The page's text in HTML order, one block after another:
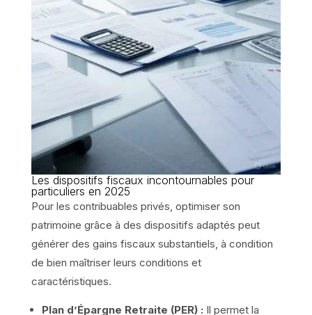
Les dispositifs fiscaux incontournables pour
particuliers en 2025
Pour les contribuables privés, optimiser son
patrimoine grâce à des dispositifs adaptés peut
générer des gains fiscaux substantiels, à condition
de bien maîtriser leurs conditions et
caractéristiques.
Plan d’Épargne Retraite (PER) : Il permet la